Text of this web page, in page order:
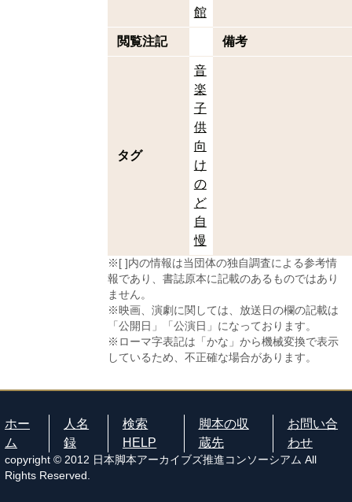
館
閲覧注記 備考
タグ
音
楽
子
供
向
け
の
ど
自
慢
※[ ]内の情報は当団体の独自調査による参考情
報であり、書誌原本に記載のあるものではあり
ません。
※映画、演劇に関しては、放送日の欄の記載は
「公開日」「公演日」になっております。
※ローマ字表記は「かな」から機械変換で表示
しているため、不正確な場合があります。
ホー
ム
人名
録
検索
HELP
脚本の収
蔵先
お問い合
わせ
copyright © 2012 日本脚本アーカイブズ推進コンソーシアム All
Rights Reserved.